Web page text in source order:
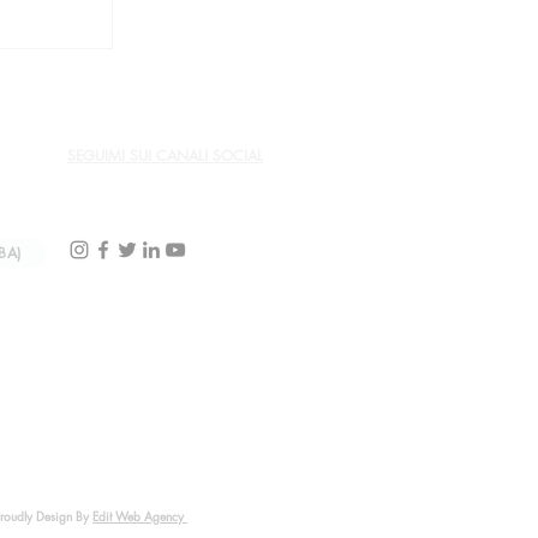
Design By Edit Web Agency